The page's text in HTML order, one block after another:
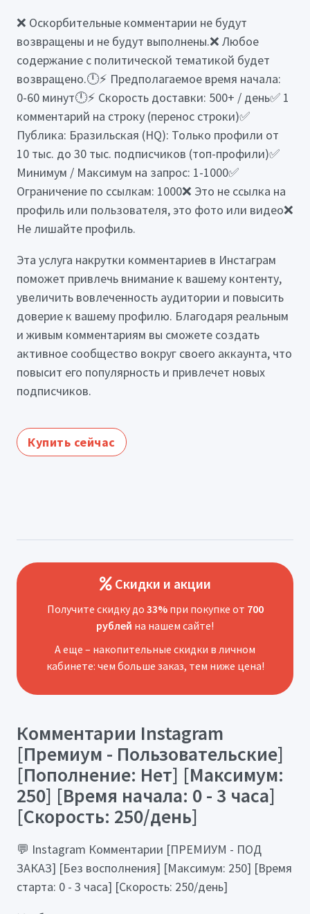
❌ Оскорбительные комментарии не будут
возвращены и не будут выполнены.❌ Любое
содержание с политической тематикой будет
возвращено.🕛⚡ Предполагаемое время начала:
0-60 минут🕛⚡ Скорость доставки: 500+ / день✅ 1
комментарий на строку (перенос строки)✅
Публика: Бразильская (HQ): Только профили от
10 тыс. до 30 тыс. подписчиков (топ-профили)✅
Минимум / Максимум на запрос: 1-1000✅
Ограничение по ссылкам: 1000❌ Это не ссылка на
профиль или пользователя, это фото или видео❌
Не лишайте профиль.
Эта услуга накрутки комментариев в Инстаграм
поможет привлечь внимание к вашему контенту,
увеличить вовлеченность аудитории и повысить
доверие к вашему профилю. Благодаря реальным
и живым комментариям вы сможете создать
активное сообщество вокруг своего аккаунта, что
повысит его популярность и привлечет новых
подписчиков.
Купить сейчас
Скидки и акции
Получите скидку до 33%при покупке от 700
рублей на нашем сайте!
А еще – накопительные скидки в личном
кабинете: чем больше заказ, тем ниже цена!
Комментарии Instagram
[Премиум - Пользовательские]
[Пополнение: Нет] [Максимум:
250] [Время начала: 0 - 3 часа]
[Скорость: 250/день]
💬 Instagram Комментарии [ПРЕМИУМ - ПОД
ЗАКАЗ] [Без восполнения] [Максимум: 250] [Время
старта: 0 - 3 часа] [Скорость: 250/день]